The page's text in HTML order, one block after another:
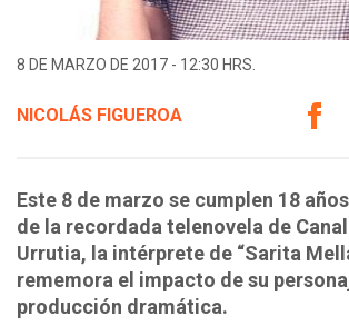
8 DE MARZO DE 2017 - 12:30 HRS.
NICOLÁS FIGUEROA
Este 8 de marzo se cumplen 18
de la recordada telenovela de
Urrutia, la intérprete de “Sarita
rememora el impacto de su
producción dramática.